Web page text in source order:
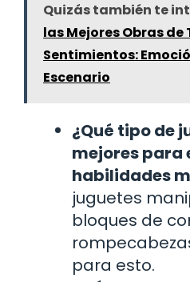
Quizás también te
las Mejores Obras
Sentimientos:
Escenario
¿Qué tipo de
mejores para
habilidades
juguetes
bloques de
para esto.